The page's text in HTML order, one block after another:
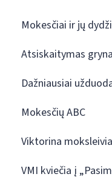
Mokesčiai ir jų
Atsiskaitymas
Dažniausiai
Mokesčių ABC
Viktorina
VMI kviečia į